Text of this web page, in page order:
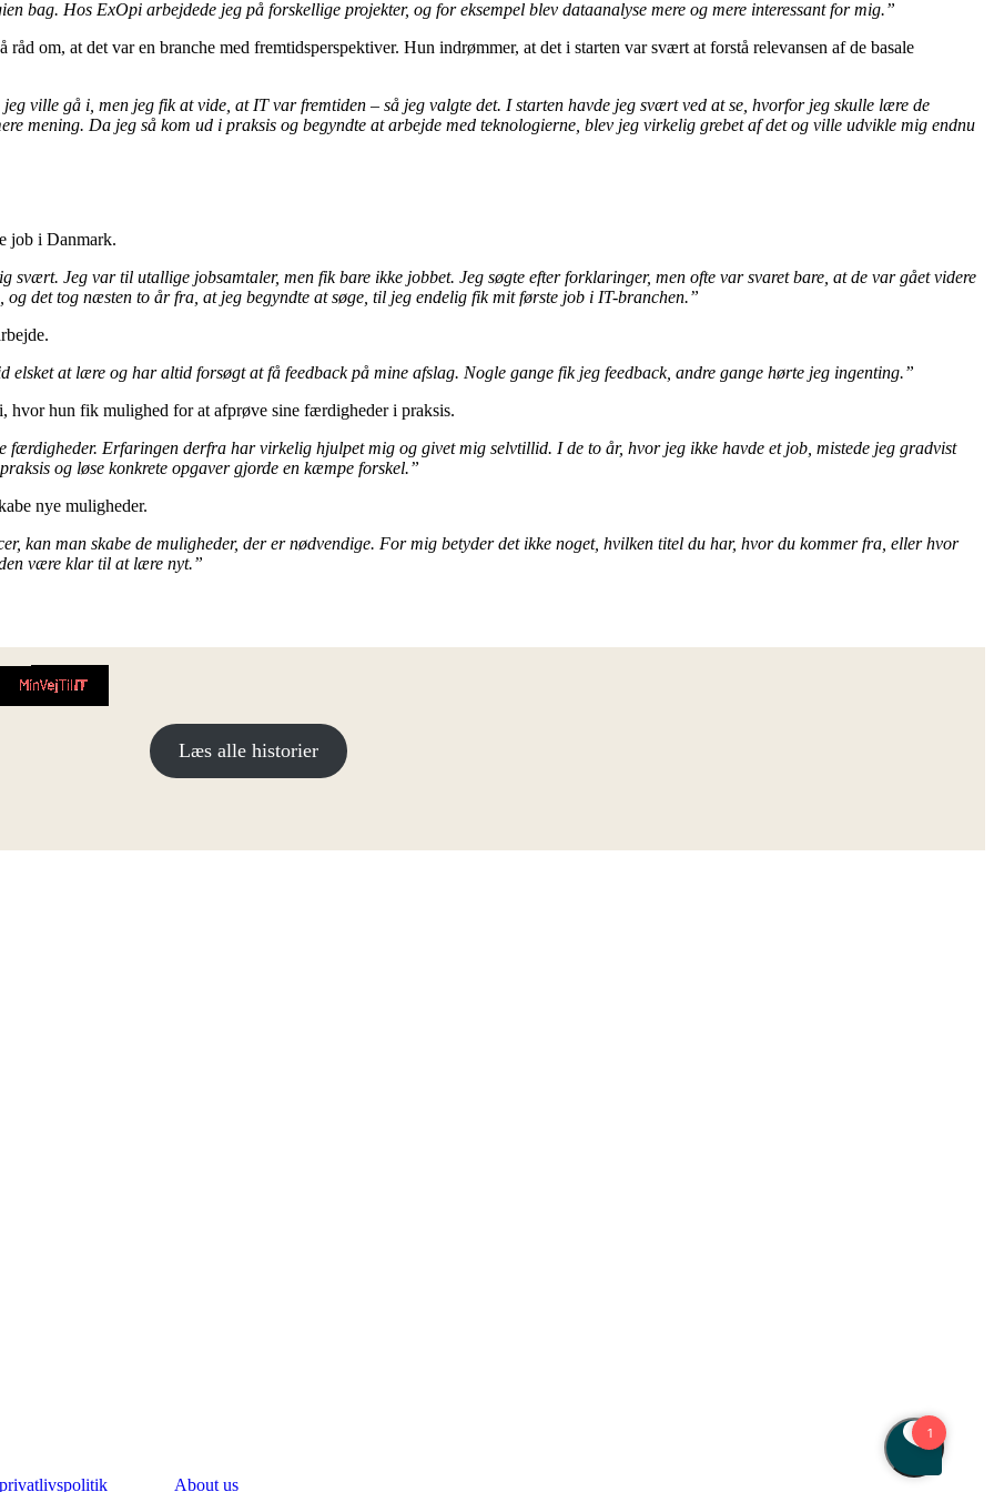
bag. Hos ExOpi arbejdede jeg på forskellige projekter, og for eksempel blev dataanalyse mere og mere interessant for mig.”
om, at det var en branche med fremtidsperspektiver. Hun indrømmer, at det i starten var svært at forstå relevansen af de basale
ville gå i, men jeg fik at vide, at IT var fremtiden – så jeg valgte det. I starten havde jeg svært ved at se, hvorfor jeg skulle lære de
mening. Da jeg så kom ud i praksis og begyndte at arbejde med teknologierne, blev jeg virkelig grebet af det og ville udvikle mig endnu
job i Danmark.
Jeg var til utallige jobsamtaler, men fik bare ikke jobbet. Jeg søgte efter forklaringer, men ofte var svaret bare, at de var gået videre
det tog næsten to år fra, at jeg begyndte at søge, til jeg endelig fik mit første job i IT-branchen.”
at lære og har altid forsøgt at få feedback på mine afslag. Nogle gange fik jeg feedback, andre gange hørte jeg ingenting.”
hvor hun fik mulighed for at afprøve sine færdigheder i praksis.
Erfaringen derfra har virkelig hjulpet mig og givet mig selvtillid. I de to år, hvor jeg ikke havde et job, mistede jeg gradvist
og løse konkrete opgaver gjorde en kæmpe forskel.”
nye muligheder.
kan man skabe de muligheder, der er nødvendige. For mig betyder det ikke noget, hvilken titel du har, hvor du kommer fra, eller hvor
være klar til at lære nyt.”
Læs alle historier
About us